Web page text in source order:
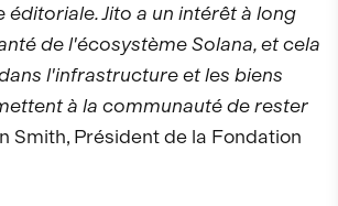
Jito a un intérêt à long
de l'écosystème Solana, et cela
l'infrastructure et les biens
à la communauté de rester
Smith, Président de la Fondation